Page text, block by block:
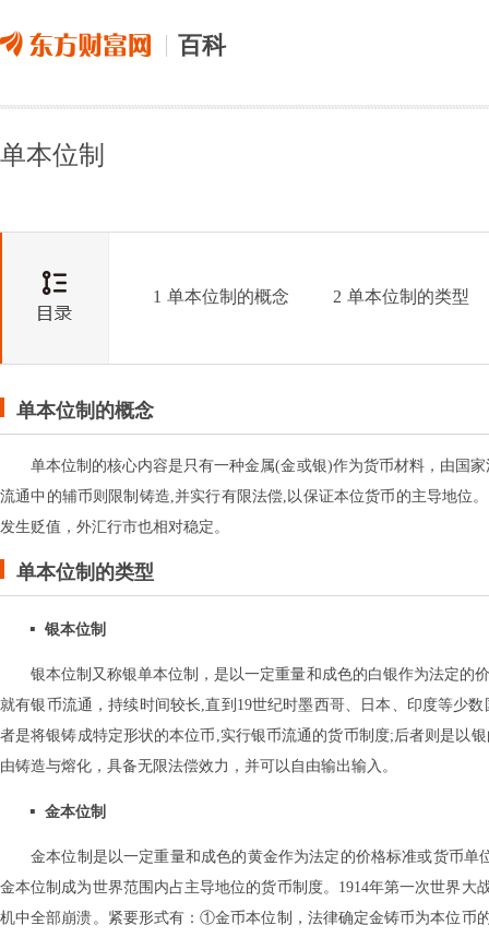
百科
单本位制
1 单本位制的概念 2 单本位制的类型
单本位制的概念
单本位制的核心内容是只有一种金属(金或银)作为货币材料，由国
流通中的辅币则限制铸造,并实行有限法偿,以保证本位货币的主导地位
发生贬值，外汇行市也相对稳定。
单本位制的类型
银本位制
银本位制又称银单本位制，是以一定重量和成色的白银作为法定的
就有银币流通，持续时间较长,直到19世纪时墨西哥、日本、印度等少
者是将银铸成特定形状的本位币,实行银币流通的货币制度;后者则是以
由铸造与熔化，具备无限法偿效力，并可以自由输出输入。
金本位制
金本位制是以一定重量和成色的黄金作为法定的价格标准或货币
金本位制成为世界范围内占主导地位的货币制度。1914年第一次世界
机中全部崩溃。紧要形式有：①金币本位制，法律确定金铸币为本位币